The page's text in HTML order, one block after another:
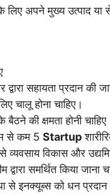
अपने मुख्य उत्पाद या
सहायता प्रदान की
चालू होना चाहिए।
की क्षमता होनी
से कम 5 Startup
व्यवसाय विकास और
समर्थित किया जाना
से इनक्यूब्स को धन